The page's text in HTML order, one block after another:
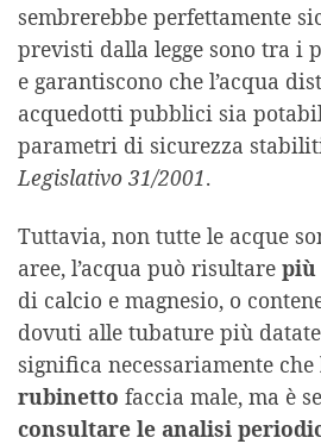
sembrerebbe perfettamente
previsti dalla legge sono tra i
e garantiscono che l’acqua
acquedotti pubblici sia
parametri di sicurezza
Legislativo 31/2001.
Tuttavia, non tutte le acque
aree, l’acqua può risultare più
di calcio e magnesio, o
dovuti alle tubature più
significa necessariamente che
rubinetto faccia male, ma è
consultare le analisi